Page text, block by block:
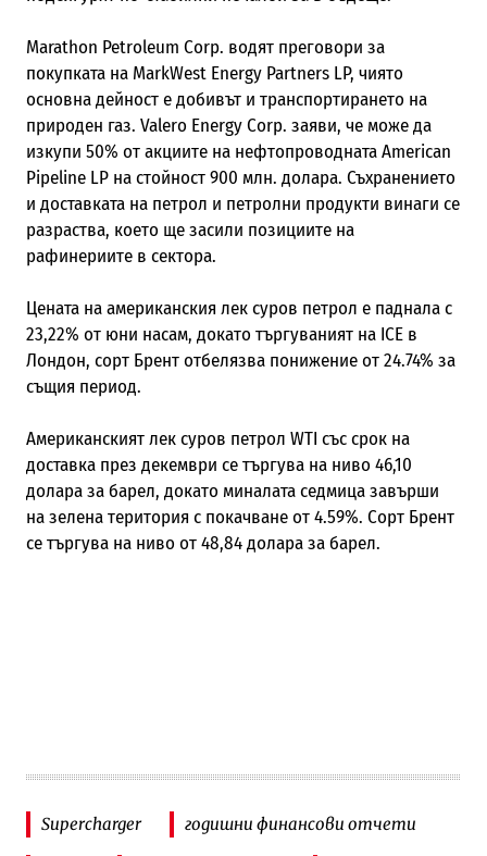
Marathon Petroleum Corp. водят преговори за
покупката на MarkWest Energy Partners LP, чиято
основна дейност е добивът и транспортирането на
природен газ. Valero Energy Corp. заяви, че може да
изкупи 50% от акциите на нефтопроводната American
Pipeline LP на стойност 900 млн. долара. Съхранението
и доставката на петрол и петролни продукти винаги се
разраства, което ще засили позициите на
рафинериите в сектора.
Цената на американския лек суров петрол е паднала с
23,22% от юни насам, докато търгуваният на ICE в
Лондон, сорт Брент отбелязва понижение от 24.74% за
същия период.
Американският лек суров петрол WTI със срок на
доставка през декември се търгува на ниво 46,10
долара за барел, докато миналата седмица завърши
на зелена територия с покачване от 4.59%. Сорт Брент
се търгува на ниво от 48,84 долара за барел.
Supercharger годишни финансови отчети